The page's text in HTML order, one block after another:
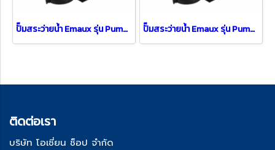
ปั๊มสระว่ายน้ำ Emaux รุ่น Pump SB30 ( 3 HP / 3 PH ) ปั๊มสระว่ายน้ำ Emaux รุ่น Pump SB15 ( 1.5 HP )
ติดต่อเรา
บริษัท โอเชี่ยน ช็อป จำกัด